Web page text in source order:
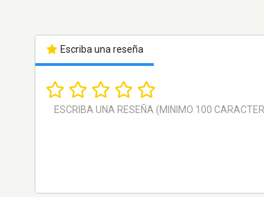
Escriba una reseña